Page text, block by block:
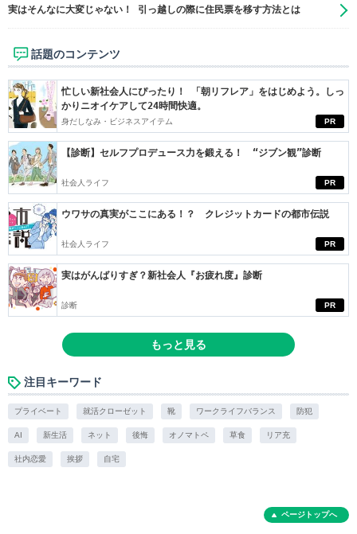
実はそんなに大変じゃない！ 引っ越しの際に住民票を移す方法とは
話題のコンテンツ
PR
忙しい新社会人にぴったり！ 「朝リフレア」をはじめよう。しっ
かりニオイケアして24時間快適。
身だしなみ・ビジネスアイテム
PR
【診断】セルフプロデュース力を鍛える！ “ジブン観”診断
社会人ライフ
PR
ウワサの真実がここにある！？ クレジットカードの都市伝説
社会人ライフ
PR
実はがんばりすぎ？新社会人『お疲れ度』診断
診断
もっと見る
注目キーワード
プライベート 就活クローゼット 靴 ワークライフバランス 防犯
AI 新生活 ネット 後悔 オノマトペ 草食 リア充
社内恋愛 挨拶 自宅
ページトップへ